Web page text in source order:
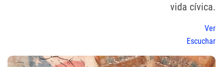
vida cívica.
Ver
Escuchar